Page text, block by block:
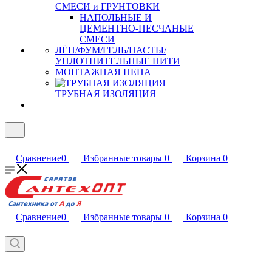
СМЕСИ и ГРУНТОВКИ
НАПОЛЬНЫЕ И
ЦЕМЕНТНО-ПЕСЧАНЫЕ
СМЕСИ
ЛЁН/ФУМ/ГЕЛЬ/ПАСТЫ/
УПЛОТНИТЕЛЬНЫЕ НИТИ
МОНТАЖНАЯ ПЕНА
ТРУБНАЯ ИЗОЛЯЦИЯ
Сравнение0 Избранные товары 0 Корзина 0
Сравнение0 Избранные товары 0 Корзина 0